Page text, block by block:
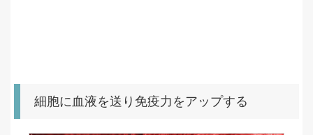
細胞に血液を送り免疫力をアップする